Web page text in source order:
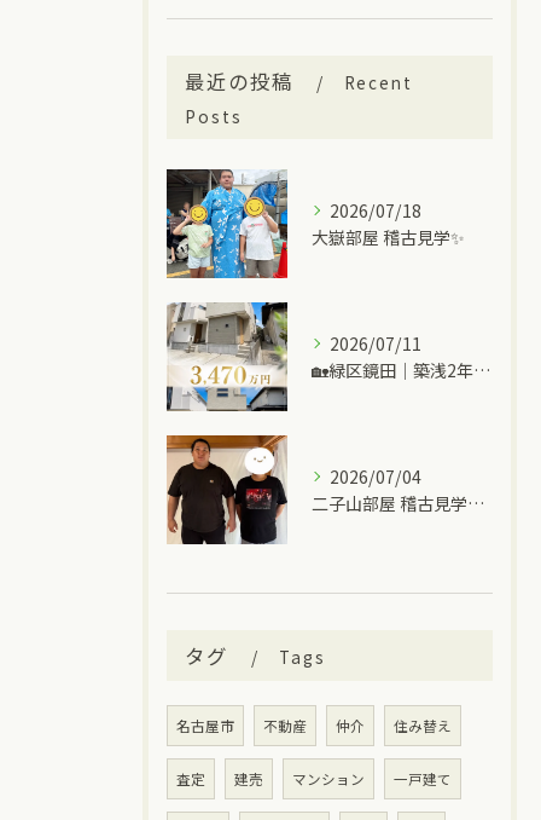
最近の投稿
Recent
Posts
2026/07/18
大嶽部屋 稽古見学✨
2026/07/11
🏡緑区鏡田｜築浅2年の中古一戸建て
2026/07/04
二子山部屋 稽古見学＆ちゃんこ🍲
タグ Tags
名古屋市 不動産 仲介 住み替え
査定 建売 マンション 一戸建て